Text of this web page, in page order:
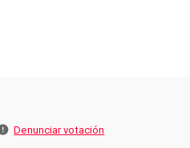
Denunciar votación